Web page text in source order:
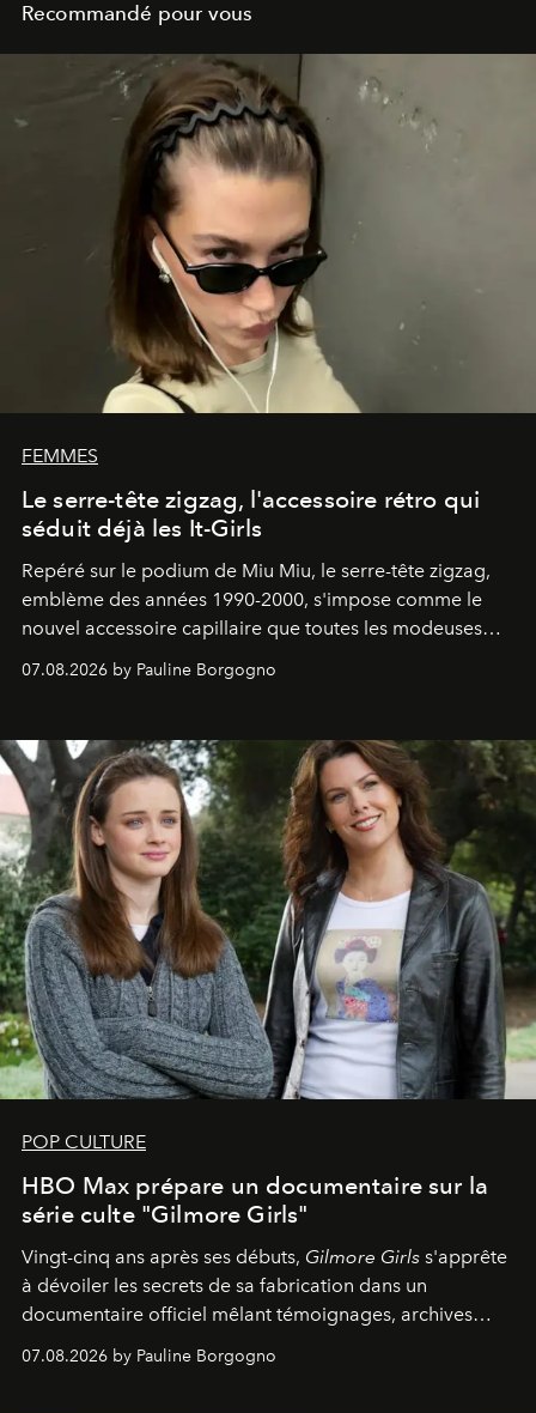
Recommandé pour vous
FEMMES
Le serre-tête zigzag, l'accessoire rétro qui
séduit déjà les It-Girls
Repéré sur le podium de Miu Miu, le serre-tête zigzag,
emblème des années 1990-2000, s'impose comme le
nouvel accessoire capillaire que toutes les modeuses
s'arrachent déjà.
07.08.2026 by Pauline Borgogno
POP CULTURE
HBO Max prépare un documentaire sur la
série culte "Gilmore Girls"
Vingt-cinq ans après ses débuts, Gilmore Girls s'apprête
à dévoiler les secrets de sa fabrication dans un
documentaire officiel mêlant témoignages, archives
inédites et plongée dans les coulisses d'un phénomène
générationnel.
07.08.2026 by Pauline Borgogno